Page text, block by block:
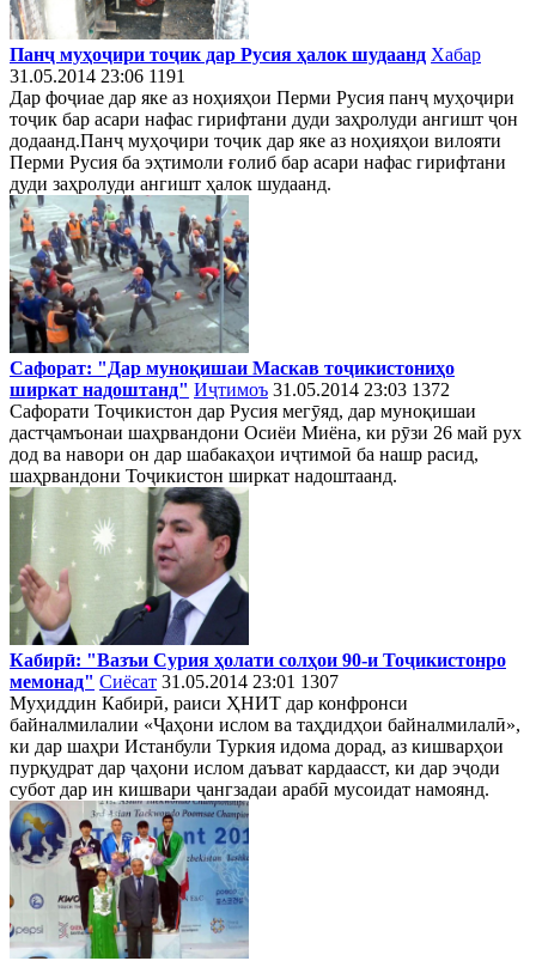
Панҷ муҳоҷири тоҷик дар Русия ҳалок шудаанд Хабар
31.05.2014 23:06 1191
Дар фоҷиае дар яке аз ноҳияҳои Перми Русия панҷ муҳоҷири
тоҷик бар асари нафас гирифтани дуди заҳролуди ангишт ҷон
додаанд.Панҷ муҳоҷири тоҷик дар яке аз ноҳияҳои вилояти
Перми Русия ба эҳтимоли ғолиб бар асари нафас гирифтани
дуди заҳролуди ангишт ҳалок шудаанд.
Сафорат: "Дар муноқишаи Маскав тоҷикистониҳо
ширкат надоштанд" Иҷтимоъ 31.05.2014 23:03 1372
Сафорати Тоҷикистон дар Русия мегӯяд, дар муноқишаи
дастҷамъонаи шаҳрвандони Осиёи Миёна, ки рӯзи 26 май рух
дод ва навори он дар шабакаҳои иҷтимоӣ ба нашр расид,
шаҳрвандони Тоҷикистон ширкат надоштаанд.
Кабирӣ: "Вазъи Сурия ҳолати солҳои 90-и Тоҷикистонро
мемонад" Сиёсат 31.05.2014 23:01 1307
Муҳиддин Кабирӣ, раиси ҲНИТ дар конфронси
байналмилалии «Ҷаҳони ислом ва таҳдидҳои байналмилалӣ»,
ки дар шаҳри Истанбули Туркия идома дорад, аз кишварҳои
пурқудрат дар ҷаҳони ислом даъват кардаасст, ки дар эҷоди
субот дар ин кишвари ҷангзадаи арабӣ мусоидат намоянд.